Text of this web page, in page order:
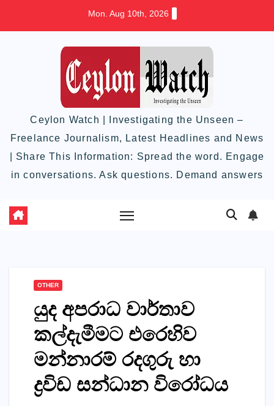
Mon. Aug 10th, 2026
Ceylon Watch | Investigating the Unseen –
Freelance Journalism, Latest Headlines and News
| Share This Information: Spread the word. Engage
in conversations. Ask questions. Demand answers
OTHER
යුද අපරාධ වාර්තාව
කල්දැමීමට එරෙහිව
මන්නාරම් රදගුරු හා
ද්‍රවිඩ සන්ධාන විරෝධය